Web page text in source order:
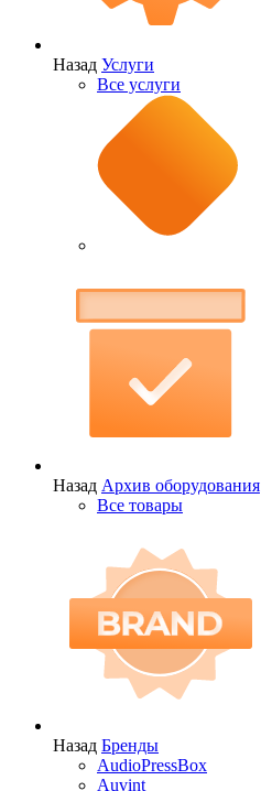
Назад Услуги
Все услуги
Назад Архив оборудования
Все товары
Назад Бренды
AudioPressBox
Auvint